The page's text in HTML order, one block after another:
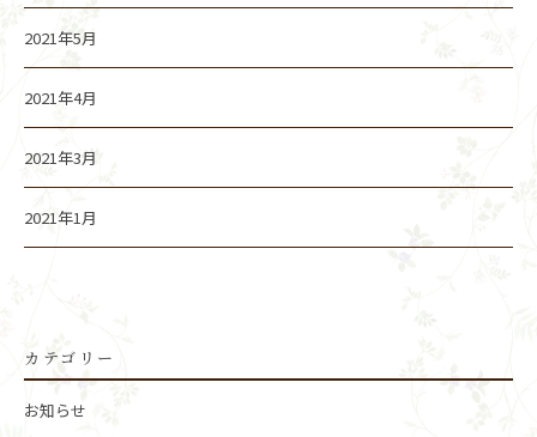
2021年5月
2021年4月
2021年3月
2021年1月
カテゴリー
お知らせ